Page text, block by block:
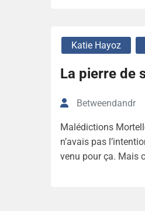
Katie Hayoz
La pierre de
Betweendandr
Malédictions
n’avais pas
venu pour ça. Mais